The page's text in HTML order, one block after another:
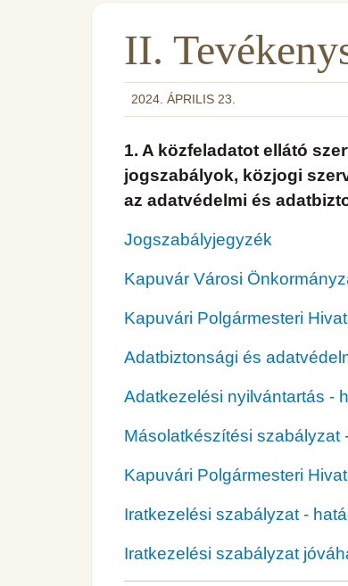
II.
2024. ÁPRILIS 23.
1. A közfeladatot ellátó
jogszabályok, közjogi
az adatvédelmi és
Jogszabályjegyzék
Kapuvár Városi
Kapuvári Polgármesteri
Adatbiztonsági és
Adatkezelési nyilvántartás -
Másolatkészítési szabályzat
Kapuvári Polgármesteri
Iratkezelési szabályzat -
Iratkezelési szabályzat